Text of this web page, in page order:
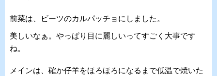
前菜は、ビーツのカルパッチョにしました。
美しいなぁ。やっぱり目に麗しいってすごく大事です
ね。
メインは、確か仔羊をほろほろになるまで低温で焼いた